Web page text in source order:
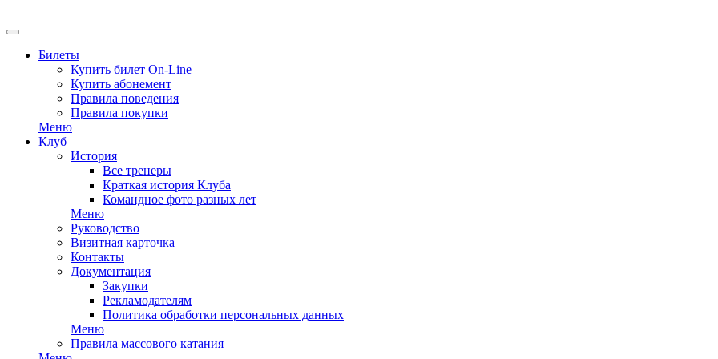
Билеты
Купить билет On-Line
Купить абонемент
Правила поведения
Правила покупки
Меню
Клуб
История
Все тренеры
Краткая история Клуба
Командное фото разных лет
Меню
Руководство
Визитная карточка
Контакты
Документация
Закупки
Рекламодателям
Политика обработки персональных данных
Меню
Правила массового катания